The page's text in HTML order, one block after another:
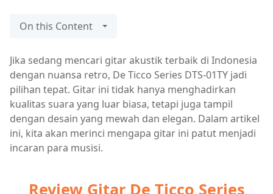
On this Content
Jika sedang mencari gitar akustik terbaik di Indonesia
dengan nuansa retro, De Ticco Series DTS-01TY jadi
pilihan tepat. Gitar ini tidak hanya menghadirkan
kualitas suara yang luar biasa, tetapi juga tampil
dengan desain yang mewah dan elegan. Dalam artikel
ini, kita akan merinci mengapa gitar ini patut menjadi
incaran para musisi.
Review Gitar De Ticco Series